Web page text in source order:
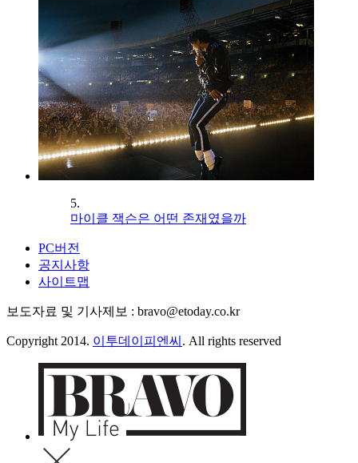
5.
마이클 잭슨은 어떤 존재였을까
PC버전
공지사항
사이트맵
보도자료 및 기사제보 : bravo@etoday.co.kr
Copyright 2014. 이투데이피엔씨 . All rights reserved